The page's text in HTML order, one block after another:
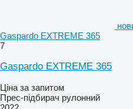
Gaspardo EXTREME 365
7
Gaspardo EXTREME 365
Ціна за запитом
Прес-підбирач рулонний